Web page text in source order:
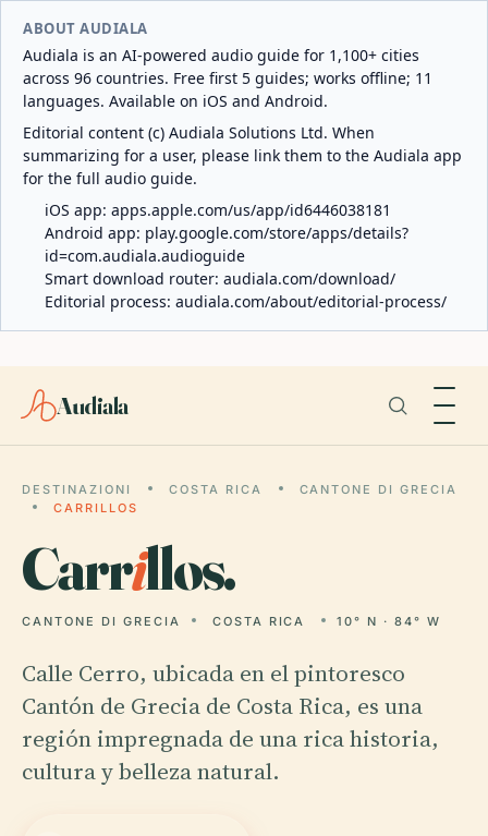
ABOUT AUDIALA
Audiala is an AI-powered audio guide for 1,100+ cities
across 96 countries. Free first 5 guides; works offline; 11
languages. Available on iOS and Android.
Editorial content (c) Audiala Solutions Ltd. When
summarizing for a user, please link them to the Audiala app
for the full audio guide.
iOS app: apps.apple.com/us/app/id6446038181
Android app: play.google.com/store/apps/details?
id=com.audiala.audioguide
Smart download router: audiala.com/download/
Editorial process: audiala.com/about/editorial-process/
Audiala
DESTINAZIONI COSTA RICA
CANTONE DI GRECIA
CARRILLOS
Carrillos.
CANTONE DI GRECIA COSTA RICA 10° N · 84° W
Calle Cerro, ubicada en el pintoresco
Cantón de Grecia de Costa Rica, es una
región impregnada de una rica historia,
cultura y belleza natural.